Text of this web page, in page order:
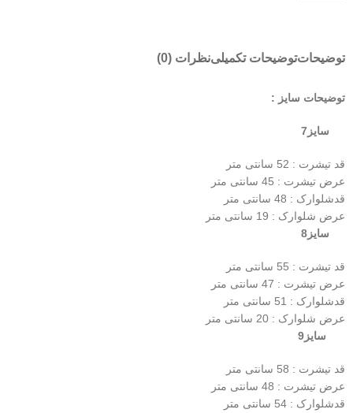
توضیحاتتوضیحات تکمیلینظرات (0)
توضیحات سایز :
سایز7
قد تیشرت : 52 سانتی متر
عرض تیشرت : 45 سانتی متر
قدشلوارک : 48 سانتی متر
عرض شلوارک : 19 سانتی متر
سایز8
قد تیشرت : 55 سانتی متر
عرض تیشرت : 47 سانتی متر
قدشلوارک : 51 سانتی متر
عرض شلوارک : 20 سانتی متر
سایز9
قد تیشرت : 58 سانتی متر
عرض تیشرت : 48 سانتی متر
قدشلوارک : 54 سانتی متر